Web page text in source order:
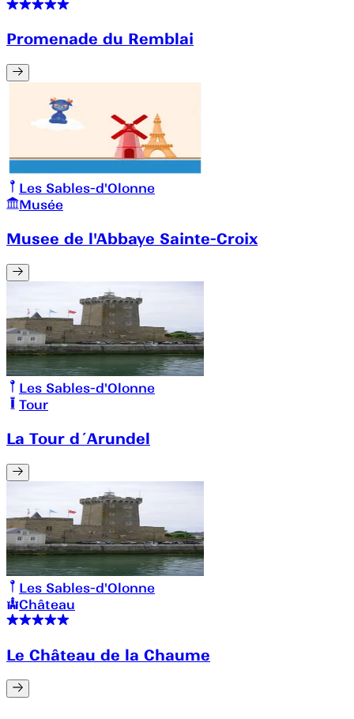
Promenade du Remblai
Les Sables-d'Olonne
Musée
Musee de l'Abbaye Sainte-Croix
Les Sables-d'Olonne
Tour
La Tour d´Arundel
Les Sables-d'Olonne
Château
Le Château de la Chaume